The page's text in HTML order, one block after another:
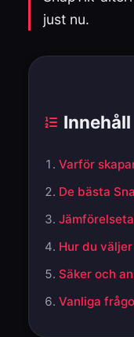
just nu.
Innehåll
Varför
De bästa
Hur du
Säker och
Vanliga